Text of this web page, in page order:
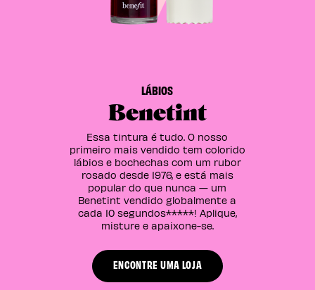
LÁBIOS
Benetint
Essa tintura é tudo. O nosso
primeiro mais vendido tem colorido
lábios e bochechas com um rubor
rosado desde 1976, e está mais
popular do que nunca — um
Benetint vendido globalmente a
cada 10 segundos*****! Aplique,
misture e apaixone-se.
ENCONTRE UMA LOJA